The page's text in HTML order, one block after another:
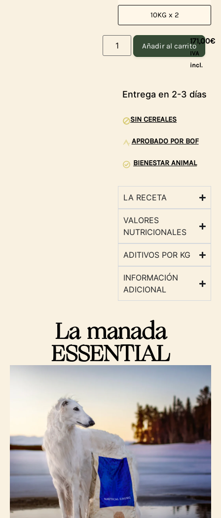
10KG x 2
Añadir al carrito
171,00€
IVA
incl.
Entrega en 2-3 días
SIN CEREALES
APROBADO POR BOF
BIENESTAR ANIMAL
LA RECETA
VALORES
NUTRICIONALES
ADITIVOS POR KG
INFORMACIÓN
ADICIONAL
La manada
ESSENTIAL